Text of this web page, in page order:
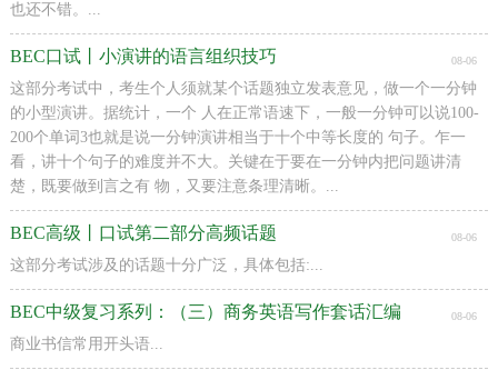
也还不错。...
BEC口试丨小演讲的语言组织技巧 08-06
这部分考试中，考生个人须就某个话题独立发表意见，做一个一分钟
的小型演讲。据统计，一个 人在正常语速下，一般一分钟可以说100-
200个单词3也就是说一分钟演讲相当于十个中等长度的 句子。乍一
看，讲十个句子的难度并不大。关键在于要在一分钟内把问题讲清
楚，既要做到言之有 物，又要注意条理清晰。...
BEC高级丨口试第二部分高频话题 08-06
这部分考试涉及的话题十分广泛，具体包括:...
BEC中级复习系列：（三）商务英语写作套话汇编 08-06
商业书信常用开头语...